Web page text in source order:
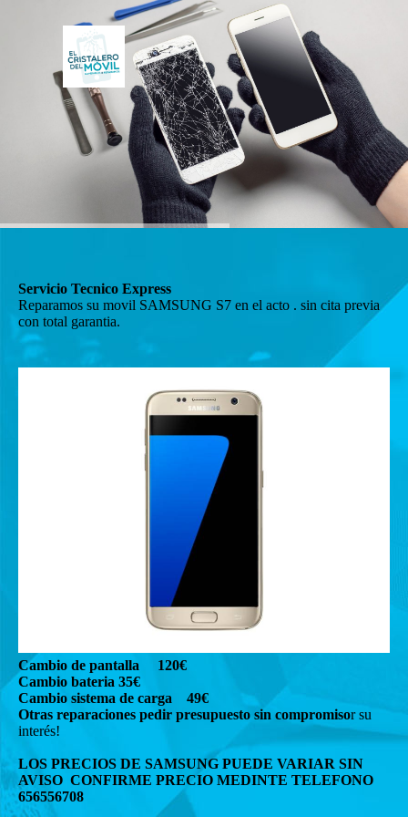
Servicio Tecnico Express
Reparamos su movil SAMSUNG S7 en el acto . sin cita previa
con total garantia.
Cambio de pantalla 120€
Cambio bateria 35€
Cambio sistema de carga 49€
Otras reparaciones pedir presupuesto sin compromisor su
interés!
LOS PRECIOS DE SAMSUNG PUEDE VARIAR SIN
AVISO CONFIRME PRECIO MEDINTE TELEFONO
656556708